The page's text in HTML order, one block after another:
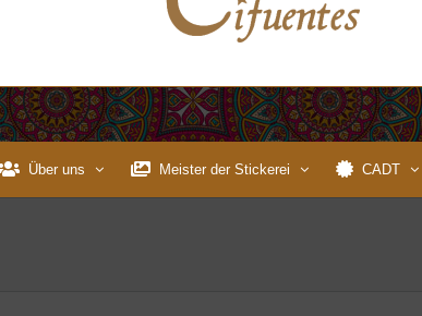
Über uns Meister der Stickerei CADT